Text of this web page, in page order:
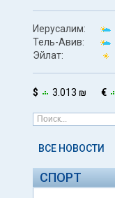
Иерусалим:
Тель-Авив:
Эйлат:
$ 3.013 ₪ €
ВСЕ НОВОСТИ
СПОРТ